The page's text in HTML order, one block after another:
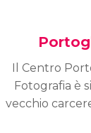
Il Centro
Fotografia è
vecchio